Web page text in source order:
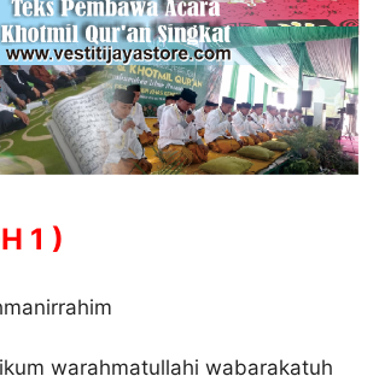
1 )
warahmatullahi wabarakatuh